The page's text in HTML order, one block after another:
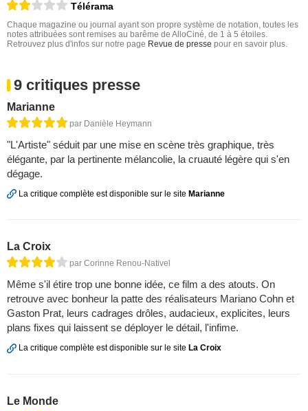
Télérama
Chaque magazine ou journal ayant son propre système de notation, toutes les
notes attribuées sont remises au barême de AlloCiné, de 1 à 5 étoiles.
Retrouvez plus d'infos sur notre page Revue de presse pour en savoir plus.
9 critiques presse
Marianne
par Danièle Heymann
"L'Artiste" séduit par une mise en scène très graphique, très
élégante, par la pertinente mélancolie, la cruauté légère qui s'en
dégage.
La critique complète est disponible sur le site Marianne
La Croix
par Corinne Renou-Nativel
Même s'il étire trop une bonne idée, ce film a des atouts. On
retrouve avec bonheur la patte des réalisateurs Mariano Cohn et
Gaston Prat, leurs cadrages drôles, audacieux, explicites, leurs
plans fixes qui laissent se déployer le détail, l'infime.
La critique complète est disponible sur le site La Croix
Le Monde